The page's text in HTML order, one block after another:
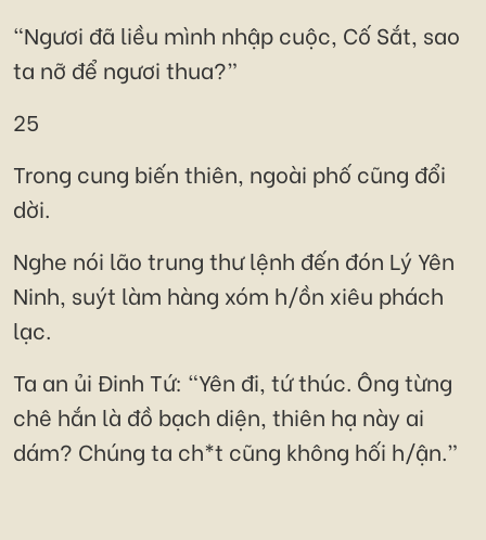
“Ngươi đã liều mình nhập cuộc, Cố Sắt, sao
ta nỡ để ngươi thua?”
25
Trong cung biến thiên, ngoài phố cũng đổi
dời.
Nghe nói lão trung thư lệnh đến đón Lý Yên
Ninh, suýt làm hàng xóm h/ồn xiêu phách
lạc.
Ta an ủi Đinh Tứ: “Yên đi, tứ thúc. Ông từng
chê hắn là đồ bạch diện, thiên hạ này ai
dám? Chúng ta ch*t cũng không hối h/ận.”